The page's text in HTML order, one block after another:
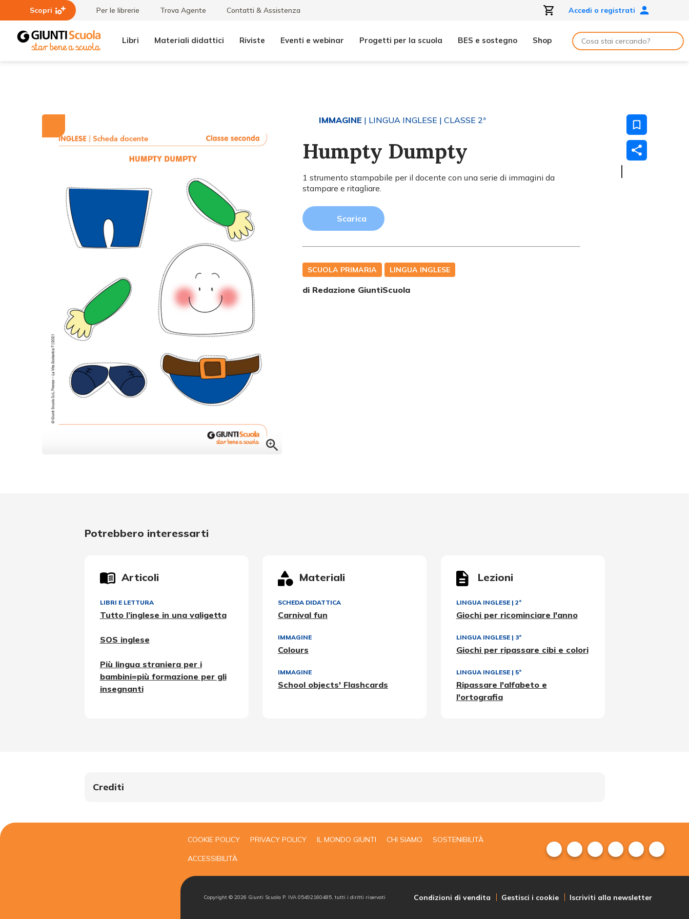
Scopri Per le librerie Trova Agente Contatti & Assistenza Accedi o registrati
Libri Materiali didattici Riviste Eventi e webinar Progetti per la scuola BES e sostegno Shop
IMMAGINE | LINGUA INGLESE | CLASSE 2ª
Humpty Dumpty
1 strumento stampabile per il docente con una serie di immagini da
stampare e ritagliare.
Scarica
SCUOLA PRIMARIA LINGUA INGLESE
di Redazione GiuntiScuola
Potrebbero interessarti
Articoli
LIBRI E LETTURA
Tutto l’inglese in una valigetta
SOS inglese
Più lingua straniera per i
bambini=più formazione per gli
insegnanti
Materiali
SCHEDA DIDATTICA
Carnival fun
IMMAGINE
Colours
IMMAGINE
School objects' Flashcards
Lezioni
LINGUA INGLESE| 2ª
Giochi per ricominciare l'anno
LINGUA INGLESE| 3ª
Giochi per ripassare cibi e colori
LINGUA INGLESE| 5ª
Ripassare l'alfabeto e
l'ortografia
Crediti
COOKIE POLICY PRIVACY POLICY IL MONDO GIUNTI CHI SIAMO SOSTENIBILITÀ
ACCESSIBILITÀ
Copyright © 2026 Giunti Scuola P. IVA 05492160485, tutti i diritti riservati Condizioni di vendita Gestisci i cookie Iscriviti alla newsletter